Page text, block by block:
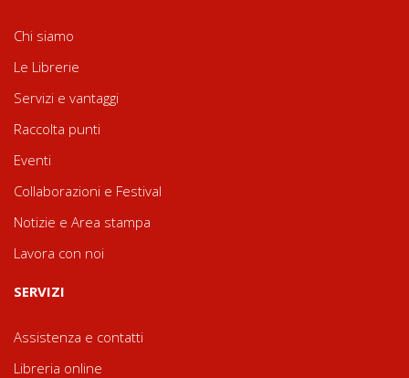
Chi siamo
Le Librerie
Servizi e vantaggi
Raccolta punti
Eventi
Collaborazioni e Festival
Notizie e Area stampa
Lavora con noi
SERVIZI
Assistenza e contatti
Libreria online